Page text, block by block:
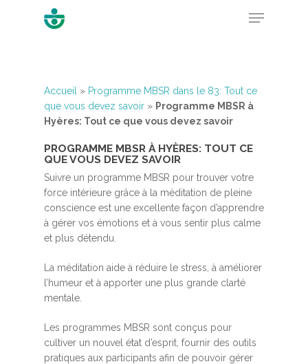
Hit enter to search or ESC to close
Accueil » Programme MBSR dans le 83: Tout ce
que vous devez savoir » Programme MBSR à
Hyères: Tout ce que vous devez savoir
PROGRAMME MBSR À HYÈRES: TOUT CE
QUE VOUS DEVEZ SAVOIR
Suivre un programme MBSR pour trouver votre
force intérieure grâce à la méditation de pleine
conscience est une excellente façon d’apprendre
à gérer vos émotions et à vous sentir plus calme
et plus détendu.
La méditation aide à réduire le stress, à améliorer
l’humeur et à apporter une plus grande clarté
mentale.
Les programmes MBSR sont conçus pour
cultiver un nouvel état d’esprit, fournir des outils
pratiques aux participants afin de pouvoir gérer